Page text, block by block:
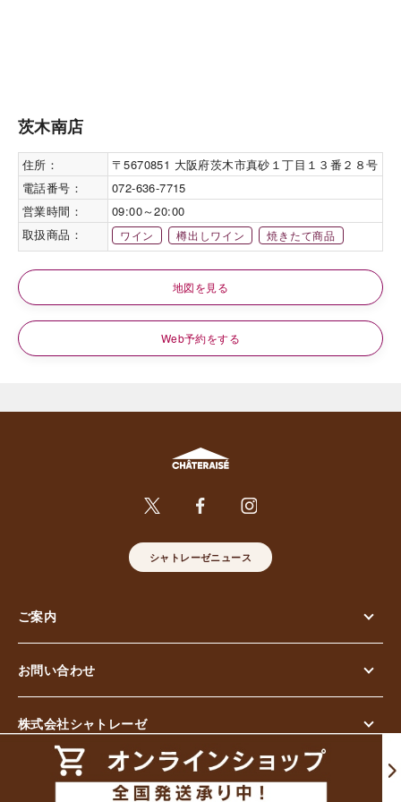
茨木南店
住所：
〒5670851 大阪府茨木市真砂１丁目１３番２８号
電話番号：
072-636-7715
営業時間：
09:00～20:00
取扱商品：
ワイン 樽出しワイン 焼きたて商品
地図を見る
Web予約をする
シャトレーゼニュース
ご案内
お問い合わせ
株式会社シャトレーゼ
© Chateraise Co.,Ltd. All Rights Reserved.